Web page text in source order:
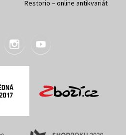
Restorio – online antikvariát